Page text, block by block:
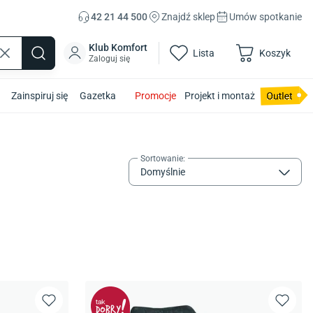
42 21 44 500 Znajdź sklep Umów spotkanie
Klub Komfort
Zaloguj się Lista Koszyk
Zainspiruj się Gazetka Promocje Projekt i montaż
Sortowanie:
Domyślnie